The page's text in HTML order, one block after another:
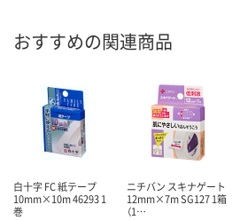
おすすめの関連商品
白十字 FC 紙テープ
10mm×10m 46293 1
巻
ニチバン スキナゲート
12mm×7m SG127 1箱
（1…